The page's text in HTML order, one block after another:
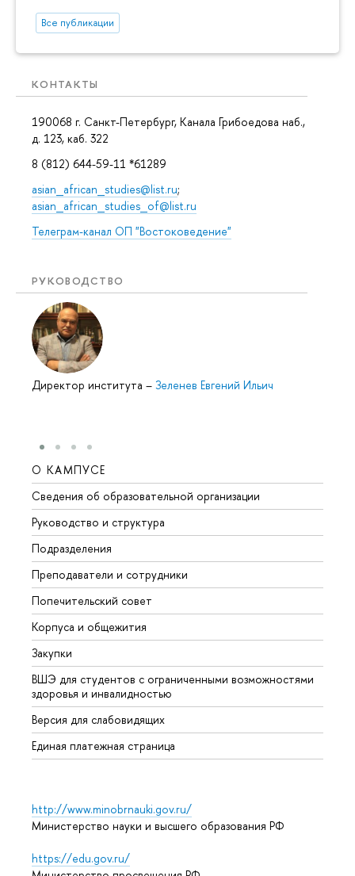
Все публикации
КОНТАКТЫ
190068 г. Санкт-Петербург, Канала Грибоедова наб.,
д. 123, каб. 322
8 (812) 644-59-11 *61289
asian_african_studies@list.ru;
asian_african_studies_of@list.ru
Телеграм-канал ОП "Востоковедение"
РУКОВОДСТВО
Директор института – Зеленев Евгений Ильич
О КАМПУСЕ
Сведения об образовательной организации
Руководство и структура
Подразделения
Преподаватели и сотрудники
Попечительский совет
Корпуса и общежития
Закупки
ВШЭ для студентов с ограниченными возможностями
здоровья и инвалидностью
Версия для слабовидящих
Единая платежная страница
http://www.minobrnauki.gov.ru/
Министерство науки и высшего образования РФ
https://edu.gov.ru/